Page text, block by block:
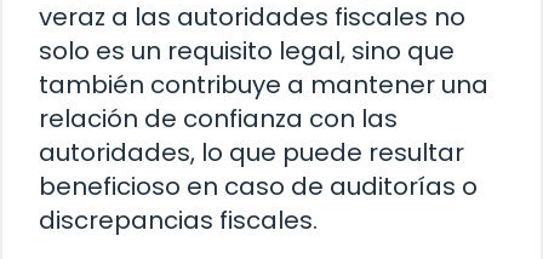
veraz a las autoridades fiscales no
solo es un requisito legal, sino que
también contribuye a mantener una
relación de confianza con las
autoridades, lo que puede resultar
beneficioso en caso de auditorías o
discrepancias fiscales.